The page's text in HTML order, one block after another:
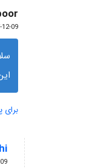
2017-12-09
برای